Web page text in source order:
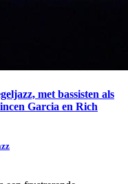
met bassisten als
Garcia en Rich